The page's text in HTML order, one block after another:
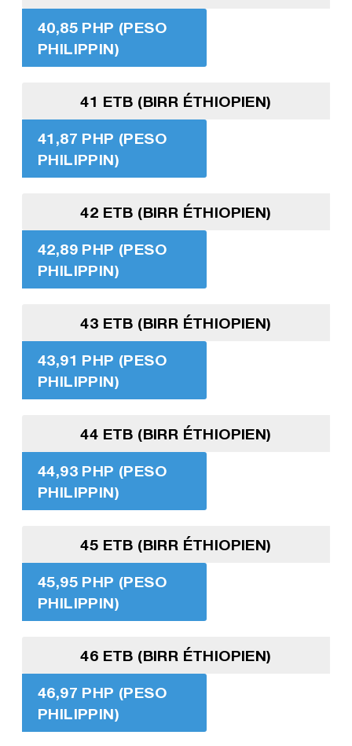
40,85 PHP (PESO
PHILIPPIN)
41 ETB (BIRR ÉTHIOPIEN)
41,87 PHP (PESO
PHILIPPIN)
42 ETB (BIRR ÉTHIOPIEN)
42,89 PHP (PESO
PHILIPPIN)
43 ETB (BIRR ÉTHIOPIEN)
43,91 PHP (PESO
PHILIPPIN)
44 ETB (BIRR ÉTHIOPIEN)
44,93 PHP (PESO
PHILIPPIN)
45 ETB (BIRR ÉTHIOPIEN)
45,95 PHP (PESO
PHILIPPIN)
46 ETB (BIRR ÉTHIOPIEN)
46,97 PHP (PESO
PHILIPPIN)